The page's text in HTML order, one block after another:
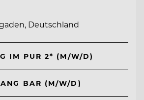
Deutschland
IM PUR 2* (M/W/D)
BAR (M/W/D)